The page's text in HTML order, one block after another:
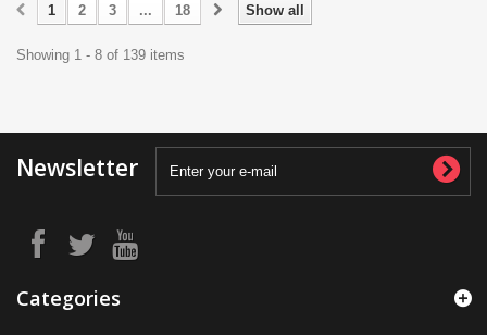
Show all
1 2 3 ... 18
Showing 1 - 8 of 139 items
Newsletter
Categories